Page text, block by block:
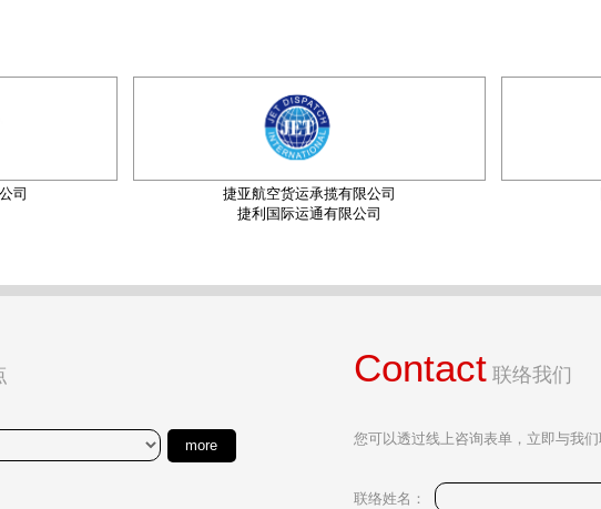
司
捷亚航空货运承揽有限公司
捷利国际运通有限公司
more
Contact 联络我们
您可以透过线上咨询表单，立即与我
联络姓名：